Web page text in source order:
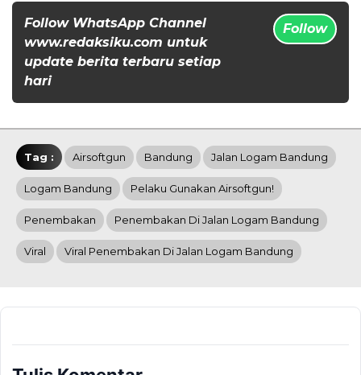
Follow WhatsApp Channel
www.redaksiku.com untuk
update berita terbaru setiap
hari
Follow
Tag : Airsoftgun Bandung Jalan Logam Bandung
Logam Bandung Pelaku Gunakan Airsoftgun!
Penembakan Penembakan Di Jalan Logam Bandung
Viral Viral Penembakan Di Jalan Logam Bandung